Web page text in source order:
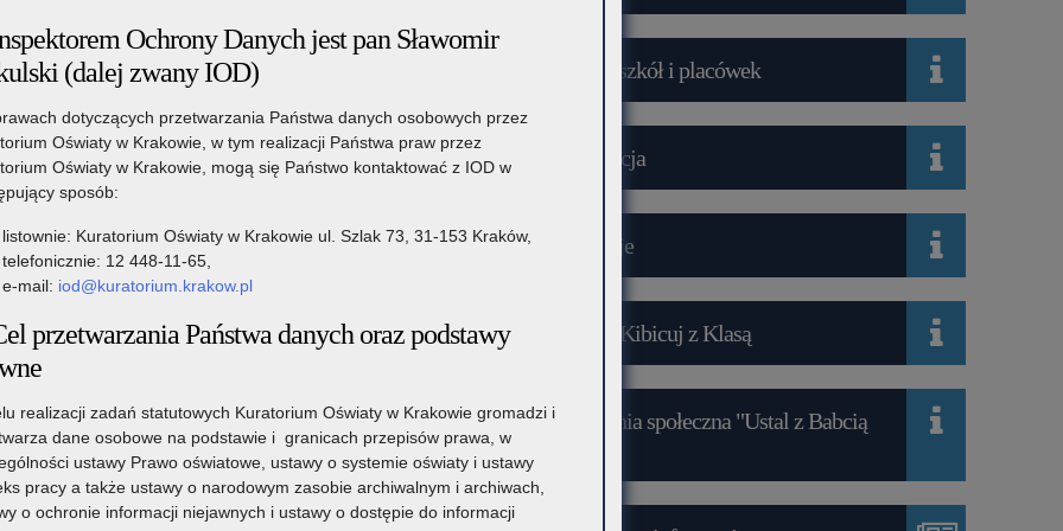
zaprasza do udziału w XIX edycji projektu „Mieć
na terenie województwa małopolskiego i skierowany
na potrzeby drugiego człowieka oraz bezinteresowne
działania na rzecz osób potrzebujących. Projekt
zainicjowane przez Zarząd Województwa
postacią Ojca Świętego Jana Pawła II,
i pontyfikatu.
załącznikami do Regulaminu, należy przesłać do 6
wpływu).
Kuratora Oświaty.
można znaleźć
Wykaz szkół i placówek
Rekrutacja
Mediacje
Projekt Kibicuj z Klasą
Kampania społeczna "Ustal z Babcią
Ochrony Danych jest pan Sławomir
(dalej zwany IOD)
dotyczących przetwarzania Państwa danych osobowych przez
Oświaty w Krakowie, w tym realizacji Państwa praw przez
Oświaty w Krakowie, mogą się Państwo kontaktować z IOD w
sposób:
listownie: Kuratorium Oświaty w Krakowie ul. Szlak 73, 31-153 Kraków,
telefonicznie: 12 448-11-65,
e-mail: iod@kuratorium.krakow.pl
przetwarzania Państwa danych oraz podstawy
realizacji zadań statutowych Kuratorium Oświaty w Krakowie gromadzi i
dane osobowe na podstawie i granicach przepisów prawa, w
ustawy Prawo oświatowe, ustawy o systemie oświaty i ustawy
pracy a także ustawy o narodowym zasobie archiwalnym i archiwach,
o ochronie informacji niejawnych i ustawy o dostępie do informacji